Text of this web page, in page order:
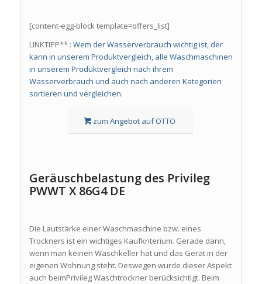
[content-egg-block template=offers_list]
LINKTIPP** : Wem der Wasserverbrauch wichtig ist, der
kann in unserem Produktvergleich, alle Waschmaschinen
in unserem Produktvergleich nach ihrem
Wasserverbrauch und auch nach anderen Kategorien
sortieren und vergleichen.
zum Angebot auf OTTO
Geräuschbelastung des Privileg
PWWT X 86G4 DE
Die Lautstärke einer Waschmaschine bzw. eines
Trockners ist ein wichtiges Kaufkriterium. Gerade dann,
wenn man keinen Waschkeller hat und das Gerät in der
eigenen Wohnung steht. Deswegen wurde dieser Aspekt
auch beimPrivileg Waschtrockner berücksichtigt. Beim